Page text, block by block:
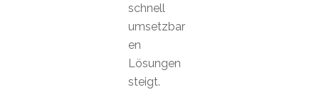
schnell
umsetzbar
en
Lösungen
steigt.